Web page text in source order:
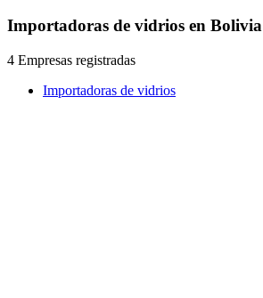
Importadoras de vidrios en Bolivia
4 Empresas registradas
Importadoras de vidrios